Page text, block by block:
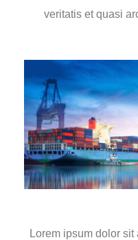
veritatis et quasi
Lorem ipsum dolor